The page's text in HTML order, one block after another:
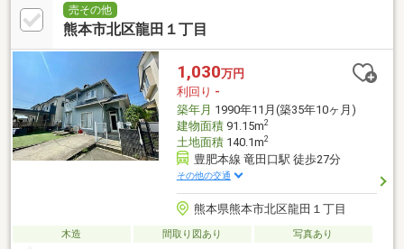
売その他
熊本市北区龍田１丁目
1,030万円
利回り -
築年月 1990年11月(築35年10ヶ月)
建物面積91.15m2
土地面積140.1m2
豊肥本線 竜田口駅 徒歩27分
その他の交通
熊本県熊本市北区龍田１丁目
木造 間取り図あり 写真あり